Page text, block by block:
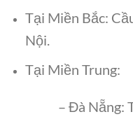
Tại Miền Bắc:
Nội.
Tại Miền Trung:
– Đà Nẵng: